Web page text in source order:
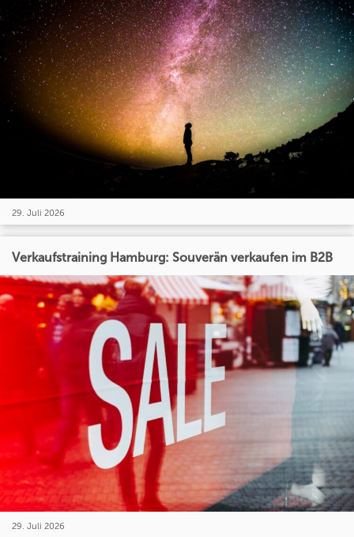
29. Juli 2026
Verkaufstraining Hamburg: Souverän verkaufen im B2B
29. Juli 2026